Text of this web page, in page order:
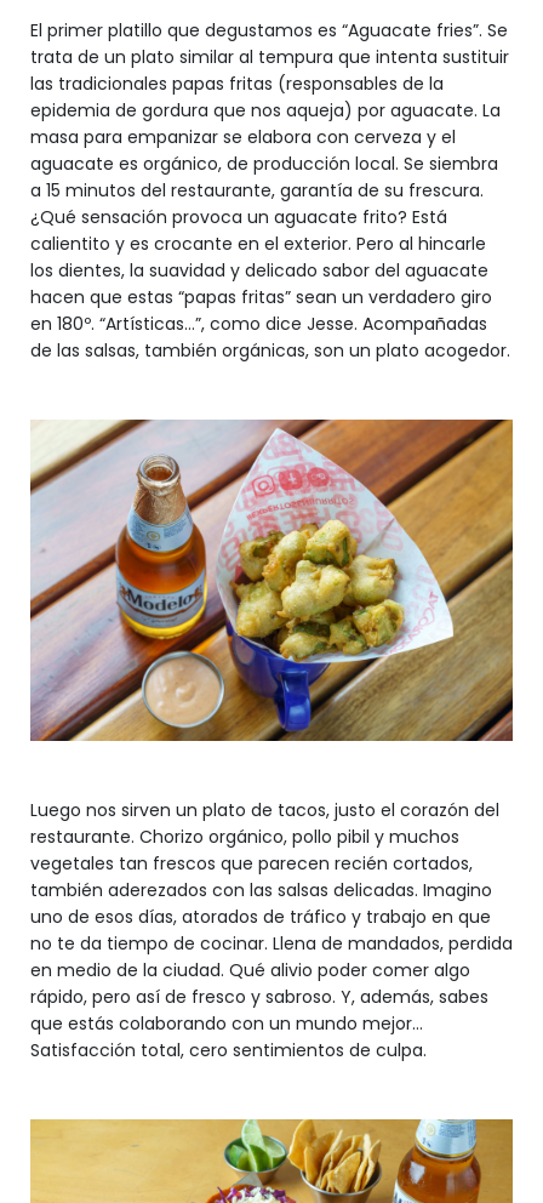
El primer platillo que degustamos es “Aguacate fries”. Se
trata de un plato similar al tempura que intenta sustituir
las tradicionales papas fritas (responsables de la
epidemia de gordura que nos aqueja) por aguacate. La
masa para empanizar se elabora con cerveza y el
aguacate es orgánico, de producción local. Se siembra
a 15 minutos del restaurante, garantía de su frescura.
¿Qué sensación provoca un aguacate frito? Está
calientito y es crocante en el exterior. Pero al hincarle
los dientes, la suavidad y delicado sabor del aguacate
hacen que estas “papas fritas” sean un verdadero giro
en 180º. “Artísticas…”, como dice Jesse. Acompañadas
de las salsas, también orgánicas, son un plato acogedor.
Luego nos sirven un plato de tacos, justo el corazón del
restaurante. Chorizo orgánico, pollo pibil y muchos
vegetales tan frescos que parecen recién cortados,
también aderezados con las salsas delicadas. Imagino
uno de esos días, atorados de tráfico y trabajo en que
no te da tiempo de cocinar. Llena de mandados, perdida
en medio de la ciudad. Qué alivio poder comer algo
rápido, pero así de fresco y sabroso. Y, además, sabes
que estás colaborando con un mundo mejor…
Satisfacción total, cero sentimientos de culpa.